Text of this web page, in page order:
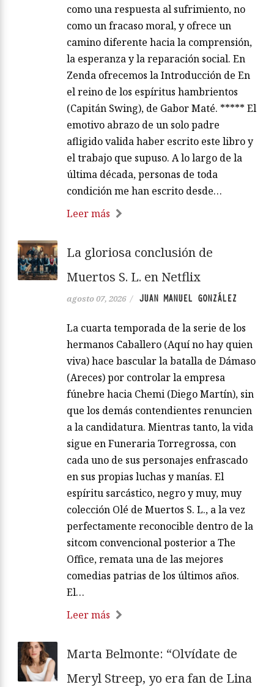
como una respuesta al sufrimiento, no
como un fracaso moral, y ofrece un
camino diferente hacia la comprensión,
la esperanza y la reparación social. En
Zenda ofrecemos la Introducción de En
el reino de los espíritus hambrientos
(Capitán Swing), de Gabor Maté. ***** El
emotivo abrazo de un solo padre
afligido valida haber escrito este libro y
el trabajo que supuso. A lo largo de la
última década, personas de toda
condición me han escrito desde…
Leer más
La gloriosa conclusión de
Muertos S. L. en Netflix
agosto 07, 2026 / JUAN MANUEL GONZÁLEZ
La cuarta temporada de la serie de los
hermanos Caballero (Aquí no hay quien
viva) hace bascular la batalla de Dámaso
(Areces) por controlar la empresa
fúnebre hacia Chemi (Diego Martín), sin
que los demás contendientes renuncien
a la candidatura. Mientras tanto, la vida
sigue en Funeraria Torregrossa, con
cada uno de sus personajes enfrascado
en sus propias luchas y manías. El
espíritu sarcástico, negro y muy, muy
colección Olé de Muertos S. L., a la vez
perfectamente reconocible dentro de la
sitcom convencional posterior a The
Office, remata una de las mejores
comedias patrias de los últimos años.
El…
Leer más
Marta Belmonte: “Olvídate de
Meryl Streep, yo era fan de Lina